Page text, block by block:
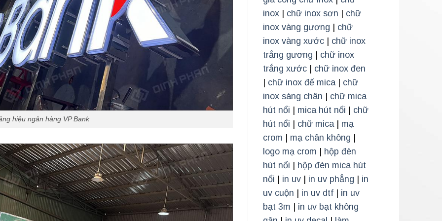
hiệu ngân hàng VP Bank
inox| chữ inox sơn
chữ
inox vàng gương
chữ
inox vàng xước| chữ inox
trắng gương
chữ inox
trắng xước| chữ inox đen
chữ inox đế mica| chữ
inox sáng chân
chữ mica
hút nổi
mica hút nổi
chữ
hút nổi
chữ mica| mạ
crom
mạ chân không
logo mạ crom
hộp đèn
hút nổi
hộp đèn mica hút
nổi
in uv| in uv phẳng
in
uv cuộn
in uv dtf| in uv
bạt 3m
in uv bạt không